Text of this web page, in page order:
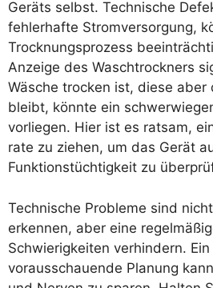
Geräts selbst. Technische
fehlerhafte Stromversorgung,
Trocknungsprozess
Anzeige des Waschtrockners
Wäsche trocken ist, diese aber
bleibt, könnte ein
vorliegen. Hier ist es ratsam,
rate zu ziehen, um das Gerät
Funktionstüchtigkeit zu
Technische Probleme sind
erkennen, aber eine
Schwierigkeiten verhindern.
vorausschauende Planung